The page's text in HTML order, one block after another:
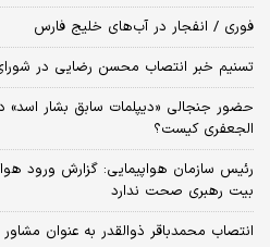
فوری / انفجار در آب‌های خلیج فارس
تسنیم خبر انتصاب محسن رضایی در
حضور جنجالی «دیپلمات سابق بشار
الجعفری کیست؟
بیت رهبری صحت ندارد
انتصاب محمدباقر ذوالقدر به عنوان